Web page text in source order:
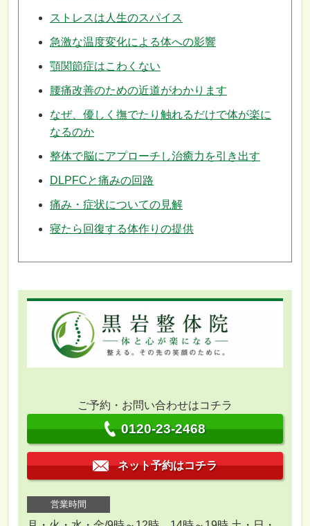
ストレスは人生のスパイス
急激な温度変化による体への影響
顎関節症はこわくない
腰痛改善のための近道がわかります
なぜ、優しく撫でたり触れるだけで体が楽に
なるのか
整体で脳にアプローチし治癒力を引き出す
DLPFCと痛みの回路
痛み・症状についての見解
寝たら回復する体作りの提供
ご予約・お問い合わせはコチラ
0120-23-2468
ネット予約はコチラ
営業時間